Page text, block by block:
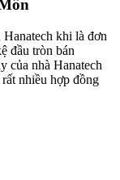
khi là đơn
đầu tròn bán
của nhà Hanatech
nhiều hợp đồng